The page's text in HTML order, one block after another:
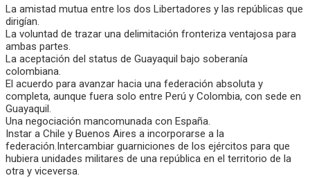
La amistad mutua entre los dos Libertadores y las repúblicas que
dirigían.
La voluntad de trazar una delimitación fronteriza ventajosa para
ambas partes.
La aceptación del status de Guayaquil bajo soberanía
colombiana.
El acuerdo para avanzar hacia una federación absoluta y
completa, aunque fuera solo entre Perú y Colombia, con sede en
Guayaquil.
Una negociación mancomunada con España.
Instar a Chile y Buenos Aires a incorporarse a la
federación.Intercambiar guarniciones de los ejércitos para que
hubiera unidades militares de una república en el territorio de la
otra y viceversa.